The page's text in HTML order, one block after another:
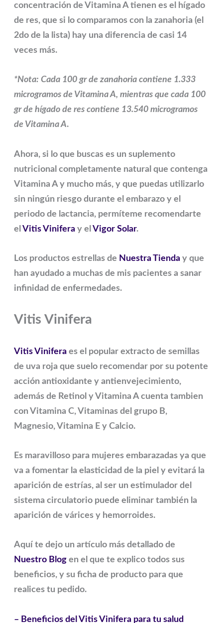
concentración de Vitamina A tienen es el hígado
de res, que si lo comparamos con la zanahoria (el
2do de la lista) hay una diferencia de casi 14
veces más.
*Nota: Cada 100 gr de zanahoria contiene 1.333
microgramos de Vitamina A, mientras que cada 100
gr de hígado de res contiene 13.540 microgramos
de Vitamina A.
Ahora, si lo que buscas es un suplemento
nutricional completamente natural que contenga
Vitamina A y mucho más, y que puedas utilizarlo
sin ningún riesgo durante el embarazo y el
periodo de lactancia, permíteme recomendarte
elVitis Vinifera y elVigor Solar.
Los productos estrellas de Nuestra Tienda y que
han ayudado a muchas de mis pacientes a sanar
infinidad de enfermedades.
Vitis Vinifera
Vitis Vinifera es el popular extracto de semillas
de uva roja que suelo recomendar por su potente
acción antioxidante y antienvejecimiento,
además de Retinol y Vitamina A cuenta tambien
con Vitamina C, Vitaminas del grupo B,
Magnesio, Vitamina E y Calcio.
Es maravilloso para mujeres embarazadas ya que
va a fomentar la elasticidad de la piel y evitará la
aparición de estrías, al ser un estimulador del
sistema circulatorio puede eliminar también la
aparición de várices y hemorroides.
Aquí te dejo un artículo más detallado de
Nuestro Blog en el que te explico todos sus
beneficios, y su ficha de producto para que
realices tu pedido.
– Beneficios del Vitis Vinifera para tu salud